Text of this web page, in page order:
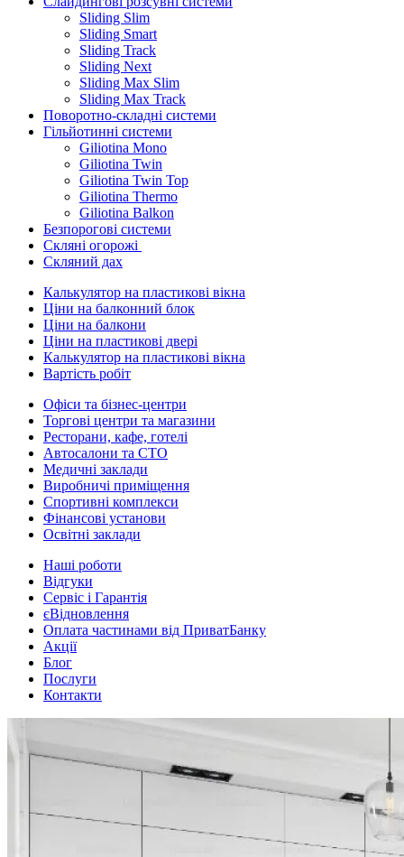
Sliding Slim
Sliding Smart
Sliding Track
Sliding Next
Sliding Max Slim
Sliding Max Track
Поворотно-складні системи
Гільйотинні системи
Giliotina Mono
Giliotina Twin
Giliotina Twin Top
Giliotina Thermo
Giliotina Balkon
Безпорогові системи
Скляні огорожі
Скляний дах
Калькулятор на пластикові вікна
Ціни на балконний блок
Ціни на балкони
Ціни на пластикові двері
Калькулятор на пластикові вікна
Вартість робіт
Офіси та бізнес-центри
Торгові центри та магазини
Ресторани, кафе, готелі
Автосалони та СТО
Медичні заклади
Виробничі приміщення
Спортивні комплекси
Фінансові установи
Освітні заклади
Наші роботи
Відгуки
Сервіс і Гарантія
єВідновлення
Оплата частинами від ПриватБанку
Акції
Блог
Послуги
Контакти